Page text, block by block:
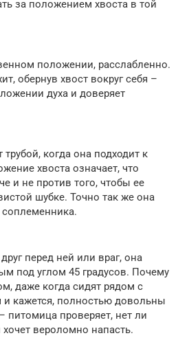
за положением хвоста в той
положении, расслабленно.
обернув хвост вокруг себя –
духа и доверяет
когда она подходит к
хвоста означает, что
и не против того, чтобы ее
шубке. Точно так же она
соплеменника.
перед ней или враг, она
под углом 45 градусов. Почему
даже когда сидят рядом с
кажется, полностью довольны
питомица проверяет, нет ли
вероломно напасть.